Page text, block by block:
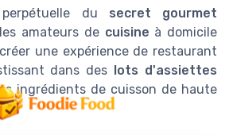
du secret gourmet
amateurs de cuisine à domicile
une expérience de restaurant
dans des lots d'assiettes
ingrédients de cuisson de haute